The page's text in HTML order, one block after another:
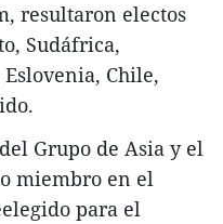
resultaron electos
Sudáfrica,
Chile,
Grupo de Asia y el
miembro en el
para el